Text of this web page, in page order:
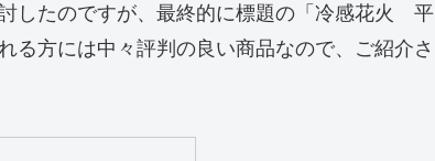
したのですが、最終的に標題の「冷感花火 平
る方には中々評判の良い商品なので、ご紹介さ